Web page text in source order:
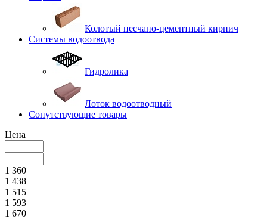
Колотый песчано-цементный кирпич
Системы водоотвода
Гидролика
Лоток водоотводный
Сопутствующие товары
Цена
1 360
1 438
1 515
1 593
1 670